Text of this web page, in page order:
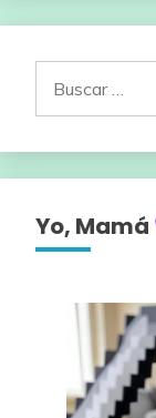
Yo, Mamá